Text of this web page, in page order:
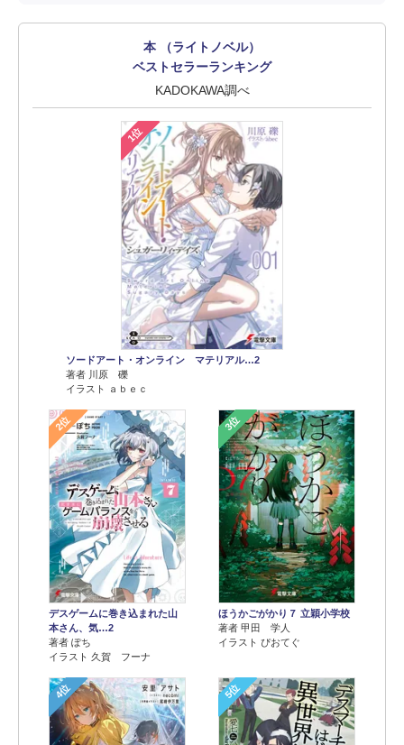
本 （ライトノベル）
ベストセラーランキング
KADOKAWA調べ
1位
ソードアート・オンライン マテリアル…2
著者 川原 礫
イラスト ａｂｅｃ
2位
デスゲームに巻き込まれた山
本さん、気…2
著者 ぽち
イラスト 久賀 フーナ
3位
ほうかごがかり７ 立穎小学校
著者 甲田 学人
イラスト ぴおてぐ
4位 5位